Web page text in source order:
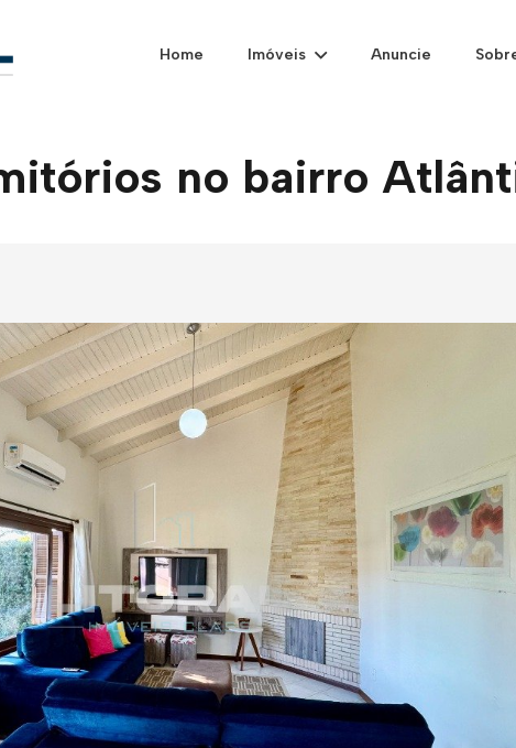
Home Imóveis Anuncie
no bairro